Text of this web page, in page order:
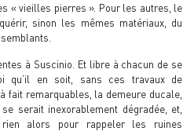
« vieilles pierres ». Pour les autres, le
sinon les mêmes matériaux, du
à Suscinio. Et libre à chacun de se
qu’il en soit, sans ces travaux de
fait remarquables, la demeure ducale,
serait inexorablement dégradée, et,
alors pour rappeler les ruines